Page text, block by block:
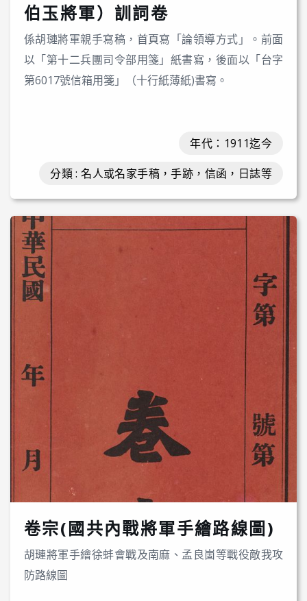
伯玉將軍）訓詞卷
係胡璉將軍親手寫稿，首頁寫「論領導方式」。前面
以「第十二兵團司令部用箋」紙書寫，後面以「台字
第6017號信箱用箋」（十行紙薄紙)書寫。
年代：1911迄今
分類 : 名人或名家手稿，手跡，信函，日誌等
卷宗(國共內戰將軍手繪路線圖)
胡璉將軍手繪徐蚌會戰及南麻、孟良崮等戰役敵我攻
防路線圖